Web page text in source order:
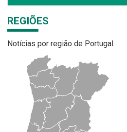
REGIÕES
Notícias por região de Portugal